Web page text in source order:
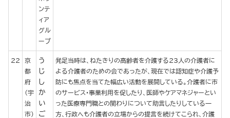
ンテ
ィア
グル
ープ
22
京
都
府
（宇
治
市）
う
じ
し
か
い
ご
発足当時は、ねたきりの高齢者を介護する23人の介護者に
よる介護者のための会であったが、現在では認知症や介護予
防にも焦点を当てた幅広い活動を展開している。介護者に市
のサービス・事業利用を促したり、医師やケアマネジャーとい
った医療専門職との関わりについて助言したりしている一
方、行政へも介護者の立場からの提言を続けてこられ、介護